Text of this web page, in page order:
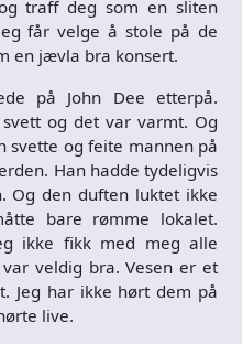
traff deg som en sliten
får velge å stole på de
en jævla bra konsert.
på John Dee etterpå.
og det var varmt. Og
svette og feite mannen på
Han hadde tydeligvis
Og den duften luktet ikke
bare rømme lokalet.
ikke fikk med meg alle
veldig bra. Vesen er et
Jeg har ikke hørt dem på
live.